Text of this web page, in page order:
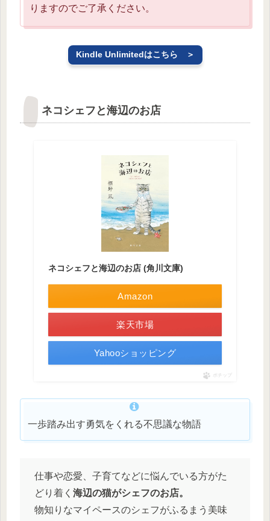
りますのでご了承ください。
Kindle Unlimitedはこちら ＞
ネコシェフと海辺のお店
ネコシェフと海辺のお店 (角川文庫)
Amazon
楽天市場
Yahooショッピング
ポチップ
一歩踏み出す勇気をくれる不思議な物語
仕事や恋愛、子育てなどに悩んでいる方がた
どり着く 海辺の猫がシェフのお店。
物知りなマイペースのシェフがふるまう美味